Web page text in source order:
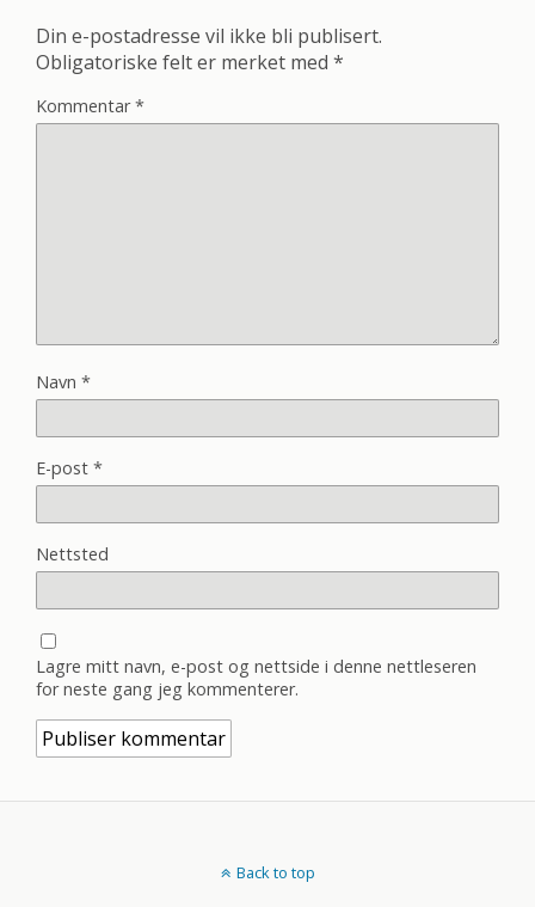
Din e-postadresse vil ikke bli publisert.
Obligatoriske felt er merket med *
Kommentar*
Navn *
E-post *
Nettsted
Lagre mitt navn, e-post og nettside i denne nettleseren
for neste gang jeg kommenterer.
Back to top